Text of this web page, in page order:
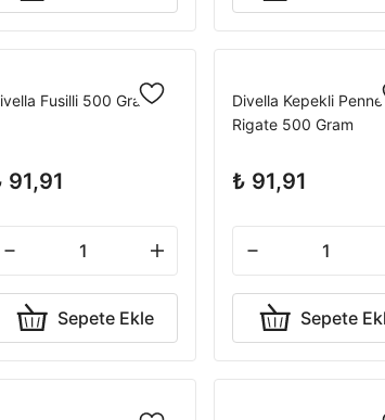
Fusilli 500 Gram
91,91
Sepete Ekle
Divella Kepekli Penne
Rigate 500 Gram
₺ 91,91
Sepete